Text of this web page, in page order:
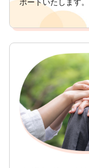
ポートいたします。